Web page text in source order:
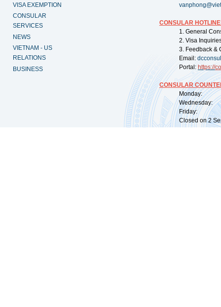
VISA EXEMPTION
CONSULAR
SERVICES
NEWS
VIETNAM - US
RELATIONS
BUSINESS
CONSULAR
1. General
2. Visa
3. Feedback &
Email:
Portal: https://
CONSULAR
Monday:
Wednesday:
Friday:
Closed on 2